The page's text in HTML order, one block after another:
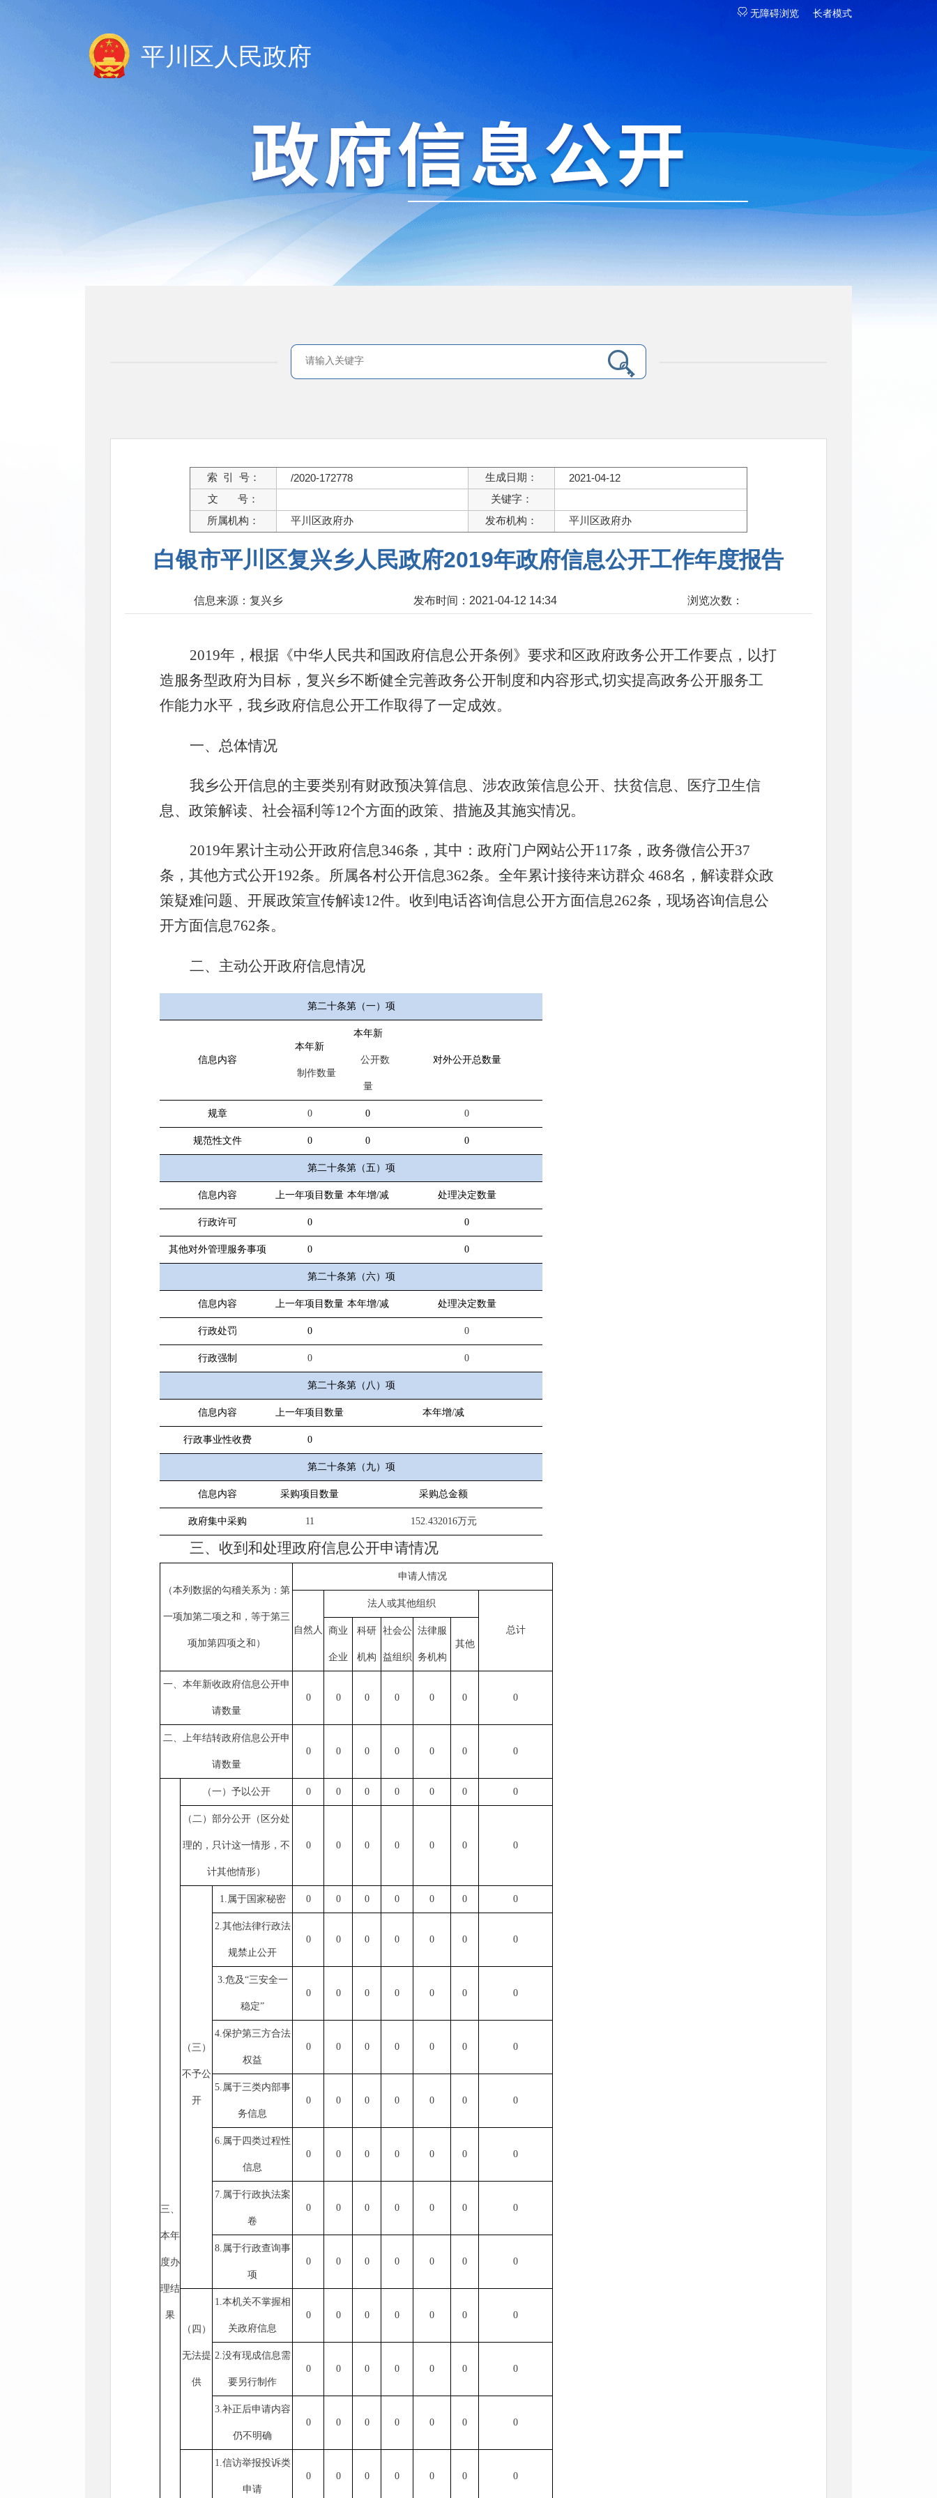
无障碍浏览 长者模式
平川区人民政府
索 引 号： /2020-172778 生成日期：
2021-04-12
文 号：
关键字：
所属机构：
平川区政府办 发布机构： 平川区政府办
白银市平川区复兴乡人民政府2019年政府信息公开工作年度报告
信息来源：复兴乡 发布时间：2021-04-12 14:34 浏览次数：
2019年，根据《中华人民共和国政府信息公开条例》要求和区政府政务公开工作要点，以打
造服务型政府为目标，复兴乡不断健全完善政务公开制度和内容形式,切实提高政务公开服务工
作能力水平，我乡政府信息公开工作取得了一定成效。
一、总体情况
我乡公开信息的主要类别有财政预决算信息、涉农政策信息公开、扶贫信息、医疗卫生信
息、政策解读、社会福利等12个方面的政策、措施及其施实情况。
2019年累计主动公开政府信息346条，其中：政府门户网站公开117条，政务微信公开37
条，其他方式公开192条。所属各村公开信息362条。全年累计接待来访群众 468名，解读群众政
策疑难问题、开展政策宣传解读12件。收到电话咨询信息公开方面信息262条，现场咨询信息公
开方面信息762条。
二、主动公开政府信息情况
第二十条第（一）项
信息内容
本年新
制作数量
本年新
公开数
量
对外公开总数量
规章 0 0 0
规范性文件 0 0 0
第二十条第（五）项
信息内容 上一年项目数量 本年增/减 处理决定数量
行政许可 0 0
其他对外管理服务事项 0 0
第二十条第（六）项
信息内容 上一年项目数量 本年增/减 处理决定数量
行政处罚 0 0
行政强制 0 0
第二十条第（八）项
信息内容 上一年项目数量 本年增/减
行政事业性收费 0
第二十条第（九）项
信息内容 采购项目数量 采购总金额
政府集中采购 11 152.432016万元
三、 收到和处理政府信息公开申请情况
（本列数据的勾稽关系为：第
一项加第二项之和，等于第三
项加第四项之和）
申请人情况
自然人
法人或其他组织
总计
商业
企业
科研
机构
社会公
益组织
法律服
务机构
其他
一、本年新收政府信息公开申
请数量
0 0 0 0 0 0 0
二、上年结转政府信息公开申
请数量
0 0 0 0 0 0 0
三、
本年
度办
理结
果
（一）予以公开 0 0 0 0 0 0 0
（二）部分公开（区分处
理的，只计这一情形，不
计其他情形）
0 0 0 0 0 0 0
（三）
不予公
开
1.属于国家秘密 0 0 0 0 0 0 0
2.其他法律行政法
规禁止公开
0 0 0 0 0 0 0
3.危及“三安全一
稳定”
0 0 0 0 0 0 0
4.保护第三方合法
权益
0 0 0 0 0 0 0
5.属于三类内部事
务信息
0 0 0 0 0 0 0
6.属于四类过程性
信息
0 0 0 0 0 0 0
7.属于行政执法案
卷
0 0 0 0 0 0 0
8.属于行政查询事
项
0 0 0 0 0 0 0
（四）
无法提
供
1.本机关不掌握相
关政府信息
0 0 0 0 0 0 0
2.没有现成信息需
要另行制作
0 0 0 0 0 0 0
3.补正后申请内容
仍不明确
0 0 0 0 0 0 0
1.信访举报投诉类
申请
0 0 0 0 0 0 0